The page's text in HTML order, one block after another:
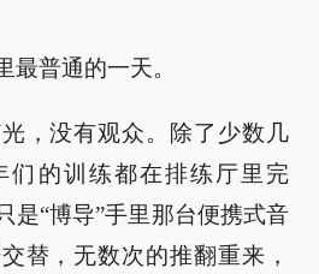
最普通的一天。
，没有观众。除了少数几
们的训练都在排练厅里完
是“博导”手里那台便携式音
替，无数次的推翻重来，